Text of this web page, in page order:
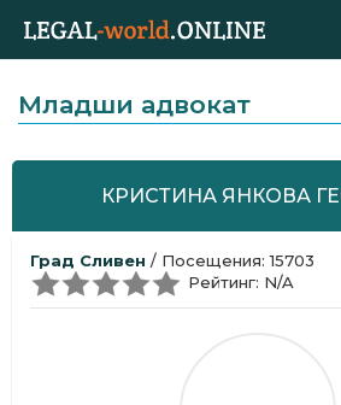
Младши адвокат
КРИСТИНА ЯНКОВА
Град Сливен / Посещения: 15703
Рейтинг: N/A